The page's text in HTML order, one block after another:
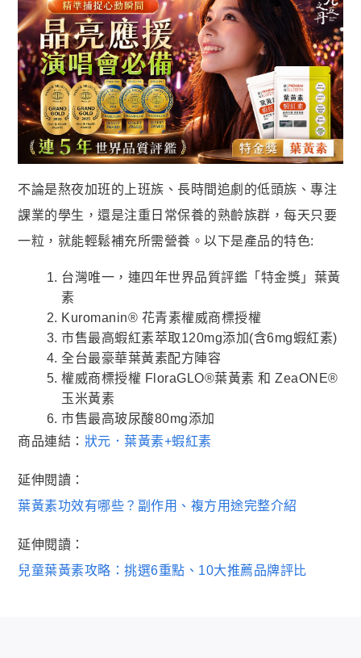
蝦皮黑名單平台
社群平台
FB粉絲團
官方Line
客服專線
AM10:00 ~ PM06:00
不論是熬夜加班的上班族、長時間追劇的低頭族、專注
課業的學生，還是注重日常保養的熟齡族群，每天只要
一粒，就能輕鬆補充所需營養。以下是產品的特色:
台灣唯一，連四年世界品質評鑑「特金獎」葉黃
素
Kuromanin® 花青素權威商標授權
市售最高蝦紅素萃取120mg添加(含6mg蝦紅素)
全台最豪華葉黃素配方陣容
權威商標授權 FloraGLO®葉黃素 和 ZeaONE®
玉米黃素
市售最高玻尿酸80mg添加
商品連結： 狀元．葉黃素+蝦紅素
延伸閱讀：
葉黃素功效有哪些？副作用、複方用途完整介紹
延伸閱讀：
兒童葉黃素攻略：挑選6重點、10大推薦品牌評比